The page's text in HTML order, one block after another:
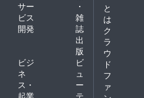
サー
ビス
開発
・
雑
誌
出
版
ビジ
ネ
ス・
起業
ビ
ュ
ー
テ
と
は
ク
ラ
ウ
ド
フ
ァ